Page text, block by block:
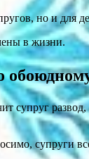
но и для
в жизни.
супруг
супруги